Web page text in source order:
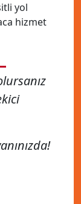
yol
hizmet